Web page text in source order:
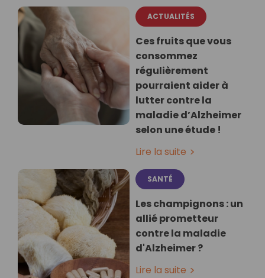
ACTUALITÉS
Ces fruits que vous
consommez
régulièrement
pourraient aider à
lutter contre la
maladie d’Alzheimer
selon une étude !
Lire la suite
SANTÉ
Les champignons : un
allié prometteur
contre la maladie
d'Alzheimer ?
Lire la suite